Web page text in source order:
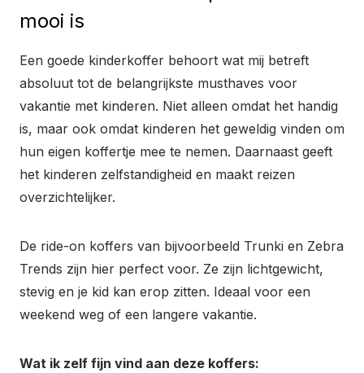
mooi is
Een goede kinderkoffer behoort wat mij betreft
absoluut tot de belangrijkste musthaves voor
vakantie met kinderen. Niet alleen omdat het handig
is, maar ook omdat kinderen het geweldig vinden om
hun eigen koffertje mee te nemen. Daarnaast geeft
het kinderen zelfstandigheid en maakt reizen
overzichtelijker.
De ride-on koffers van bijvoorbeeld Trunki en Zebra
Trends zijn hier perfect voor. Ze zijn lichtgewicht,
stevig en je kid kan erop zitten. Ideaal voor een
weekend weg of een langere vakantie.
Wat ik zelf fijn vind aan deze koffers: